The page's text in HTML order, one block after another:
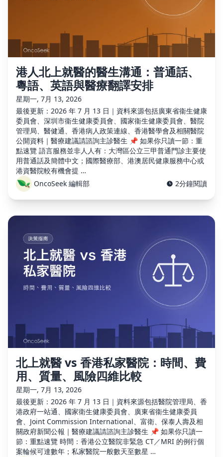
港人北上就醫的醫生溝通：普通話、
粵語、英語與醫療翻譯安排
星期一, 7月 13, 2026
最後更新：2026 年 7 月 13 日｜資料來源包括廣東省衞生健康
委員會、深圳市衞生健康委員會、國家衞生健康委員會、醫院
管理局、醫健通、香港病人政策連線、香港醫學會及相關醫院
公開資料｜醫療建議請諮詢主診醫生 📌 如果你只讀一節：重
點速覽 語言服務並非人人有：大灣區公立三甲普通門診主要使
用普通話及簡體中文；國際醫療部、港澳居民健康服務中心或
港資醫院較有機會提 …
OncoSeek 編輯部
2分鐘閱讀
北上就醫 vs 香港私家醫院：時間、費
用、質量、風險四維比較
星期一, 7月 13, 2026
最後更新：2026 年 7 月 13 日｜資料來源包括醫院管理局、香
港政府一站通、國家衛生健康委員會、廣東省衞生健康委員
會、Joint Commission International、富衛、保泰人壽及相
關政府新聞公報｜醫療建議請諮詢主診醫生 📌 如果你只讀一
節：重點速覽 時間：香港公立醫院非緊急 CT／MRI 的例行個
案輪候可達數年；私家醫院一般數天至數星 …